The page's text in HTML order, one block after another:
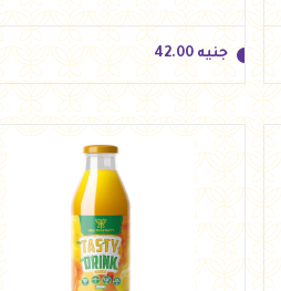
جنيه 42.00
جنيه
أضف للسلة